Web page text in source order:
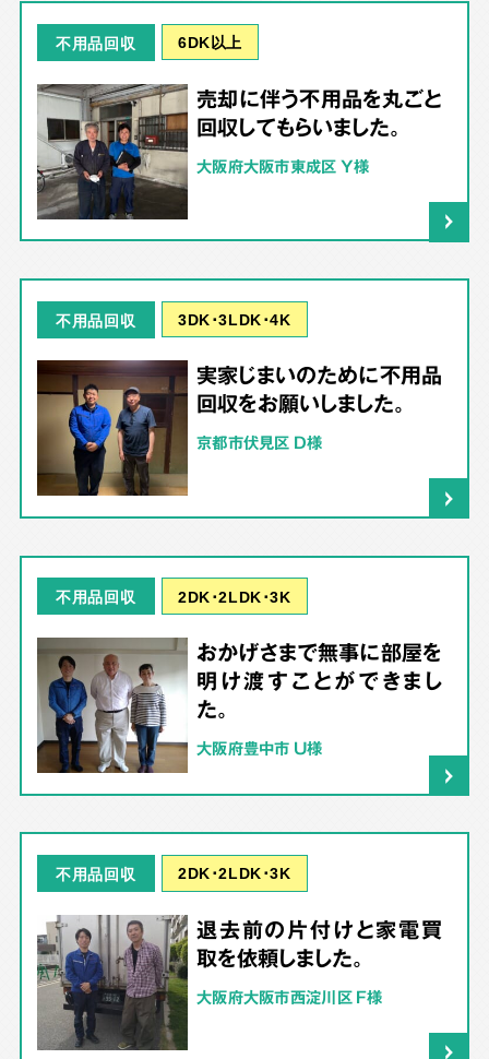
不用品回収 6DK以上
売却に伴う不用品を丸ごと
回収してもらいました。
大阪府大阪市東成区 Y様
不用品回収 3DK･3LDK･4K
実家じまいのために不用品
回収をお願いしました。
京都市伏見区 D様
不用品回収 2DK･2LDK･3K
おかげさまで無事に部屋を
明け渡すことができまし
た。
大阪府豊中市 U様
不用品回収 2DK･2LDK･3K
退去前の片付けと家電買
取を依頼しました。
大阪府大阪市西淀川区 F様